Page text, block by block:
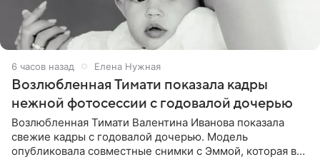
6 часов назад Елена Нужная
Возлюбленная Тимати показала кадры
нежной фотосессии с годовалой дочерью
Возлюбленная Тимати Валентина Иванова показала
свежие кадры с годовалой дочерью. Модель
опубликовала совместные снимки с Эммой, которая в